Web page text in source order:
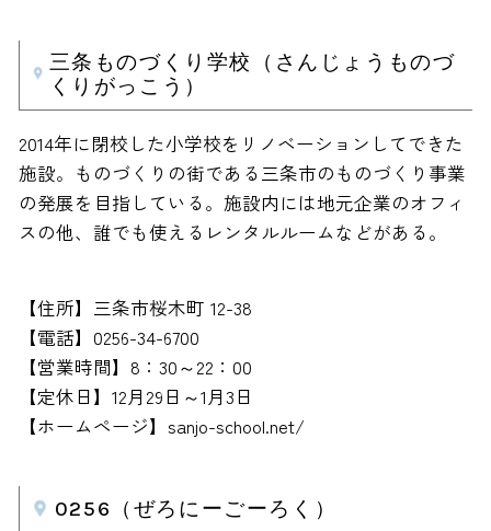
三条ものづくり学校（さんじょうものづ
くりがっこう）
2014年に閉校した小学校をリノベーションしてできた
施設。ものづくりの街である三条市のものづくり事業
の発展を目指している。施設内には地元企業のオフィ
スの他、誰でも使えるレンタルルームなどがある。
【住所】三条市桜木町 12-38
【電話】0256-34-6700
【営業時間】8：30～22：00
【定休日】12月29日～1月3日
【ホームページ】sanjo-school.net/
0256（ぜろにーごーろく）